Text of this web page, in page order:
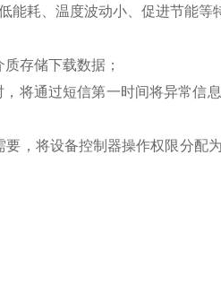
耗、温度波动小、促进节能等
存储下载数据；
将通过短信第一时间将异常信
，将设备控制器操作权限分配